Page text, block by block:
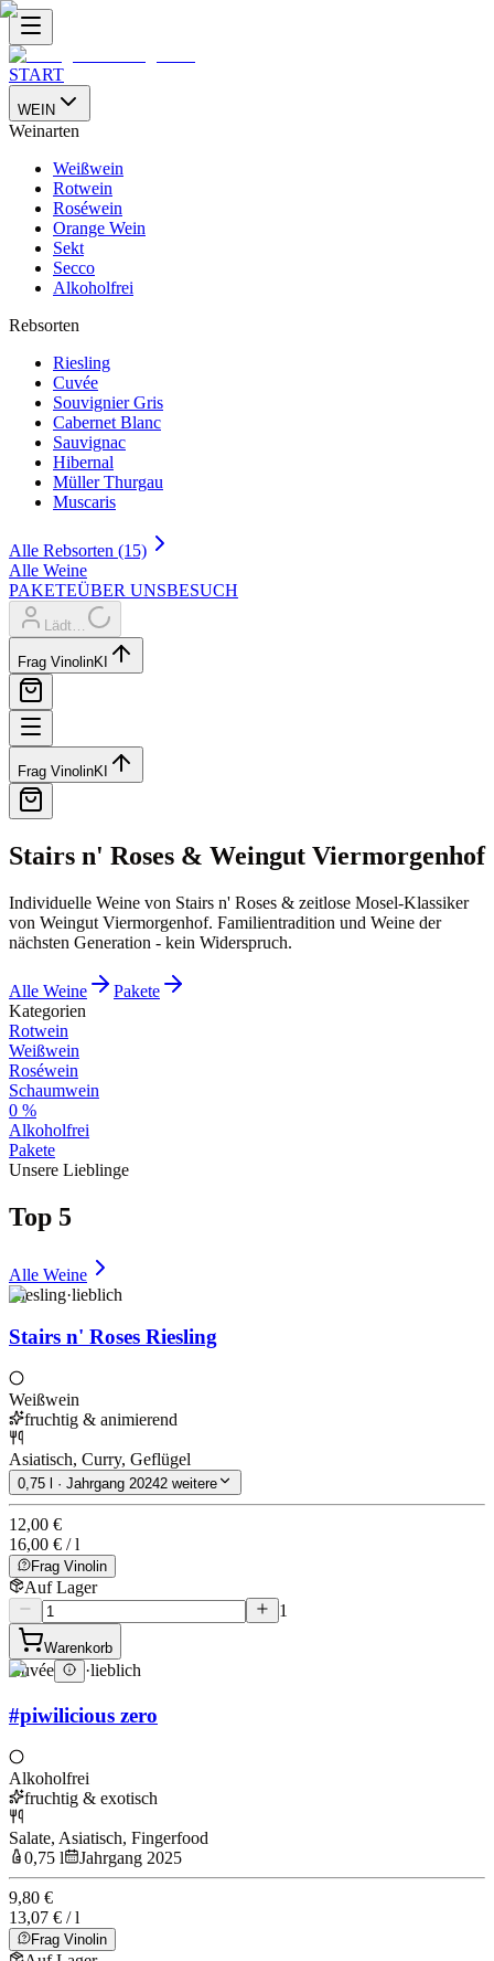
START
WEIN
Weinarten
Weißwein
Rotwein
Roséwein
Orange Wein
Sekt
Secco
Alkoholfrei
Rebsorten
Riesling
Cuvée
Souvignier Gris
Cabernet Blanc
Sauvignac
Hibernal
Müller Thurgau
Muscaris
Alle Rebsorten (15)
Alle Weine
PAKETEÜBER UNSBESUCH
Lädt…
Frag VinolinKI
Frag VinolinKI
Stairs n' Roses & Weingut Viermorgenhof
Individuelle Weine von Stairs n' Roses & zeitlose Mosel-Klassiker
von Weingut Viermorgenhof. Familientradition und Weine der
nächsten Generation - kein Widerspruch.
Alle Weine
Pakete
Kategorien
Rotwein
Weißwein
Roséwein
Schaumwein
0 %
Alkoholfrei
Pakete
Unsere Lieblinge
Top 5
Alle Weine
Riesling·lieblich
Stairs n' Roses Riesling
Weißwein
fruchtig & animierend
Asiatisch, Curry, Geflügel
0,75 l · Jahrgang 20242 weitere
12,00 €
16,00 € / l
Frag Vinolin
Auf Lager
1
Warenkorb
Cuvée ·lieblich
#piwilicious zero
Alkoholfrei
fruchtig & exotisch
Salate, Asiatisch, Fingerfood
0,75 l
Jahrgang 2025
9,80 €
13,07 € / l
Frag Vinolin